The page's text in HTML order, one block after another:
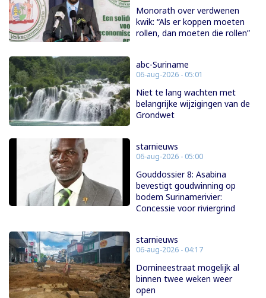
Monorath over verdwenen
kwik: “Als er koppen moeten
rollen, dan moeten die rollen”
abc-Suriname
06-aug-2026 - 05:01
Niet te lang wachten met
belangrijke wijzigingen van de
Grondwet
starnieuws
06-aug-2026 - 05:00
Gouddossier 8: Asabina
bevestigt goudwinning op
bodem Surinamerivier:
Concessie voor riviergrind
starnieuws
06-aug-2026 - 04:17
Domineestraat mogelijk al
binnen twee weken weer
open